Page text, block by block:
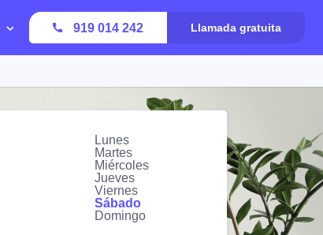
919 014 242 Llamada gratuita
Lunes
Martes
Miércoles
Jueves
Viernes
Sábado
Domingo